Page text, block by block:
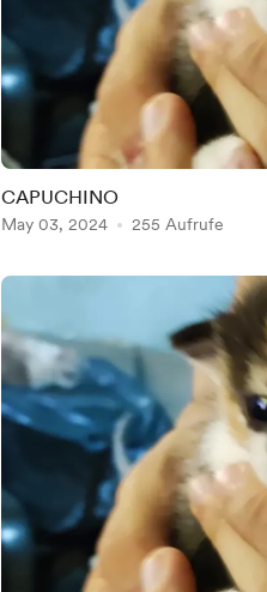
CAPUCHINO
May 03, 2024 255 Aufrufe